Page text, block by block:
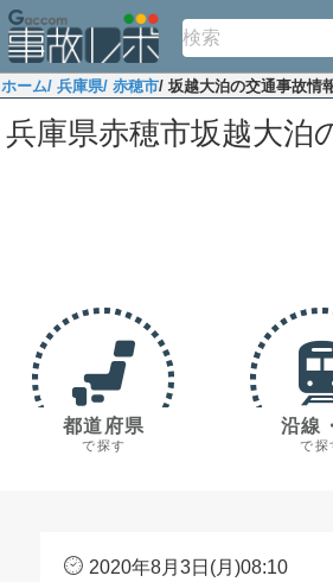
ホーム/ 兵庫県/ 赤穂市/ 坂越大泊の交通事故情
兵庫県赤穂市坂越大泊
都道府県
で探す
沿線
で探
2020年8月3日(月)08:10